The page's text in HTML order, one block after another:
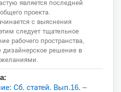
является последней
проекта.
с выяснения
следует тщательное
рабочего пространства,
дизайнерское решение в
Сб. статей. Вып.16. –